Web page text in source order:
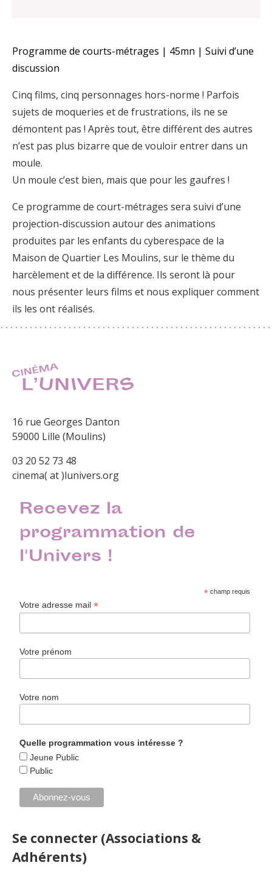
Programme de courts-métrages | 45mn | Suivi d’une
discussion
Cinq films, cinq personnages hors-norme ! Parfois
sujets de moqueries et de frustrations, ils ne se
démontent pas ! Après tout, être différent des autres
n’est pas plus bizarre que de vouloir entrer dans un
moule.
Un moule c’est bien, mais que pour les gaufres !
Ce programme de court-métrages sera suivi d’une
projection-discussion autour des animations
produites par les enfants du cyberespace de la
Maison de Quartier Les Moulins, sur le thème du
harcèlement et de la différence. Ils seront là pour
nous présenter leurs films et nous expliquer comment
ils les ont réalisés.
16 rue Georges Danton
59000 Lille (Moulins)
03 20 52 73 48
cinema( at )lunivers.org
Recevez la
programmation de
l'Univers !
* champ requis
Votre adresse mail*
Votre prénom
Votre nom
Quelle programmation vous intéresse ?
Jeune Public
Public
Se connecter (Associations &
Adhérents)